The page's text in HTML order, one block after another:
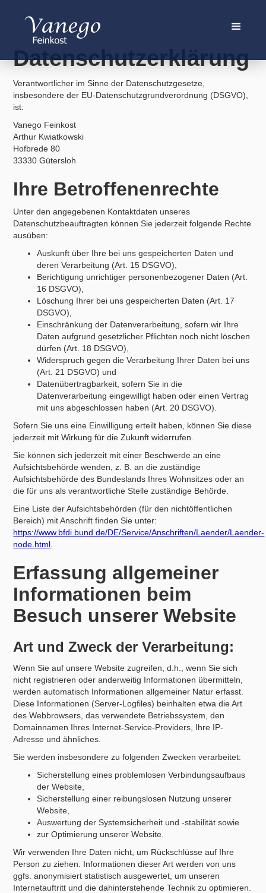
Datenschutzerklärung
Verantwortlicher im Sinne der Datenschutzgesetze,
insbesondere der EU-Datenschutzgrundverordnung (DSGVO),
ist:
Vanego Feinkost
Arthur Kwiatkowski
Hofbrede 80
33330 Gütersloh
Ihre Betroffenenrechte
Unter den angegebenen Kontaktdaten unseres
Datenschutzbeauftragten können Sie jederzeit folgende Rechte
ausüben:
Auskunft über Ihre bei uns gespeicherten Daten und
deren Verarbeitung (Art. 15 DSGVO),
Berichtigung unrichtiger personenbezogener Daten (Art.
16 DSGVO),
Löschung Ihrer bei uns gespeicherten Daten (Art. 17
DSGVO),
Einschränkung der Datenverarbeitung, sofern wir Ihre
Daten aufgrund gesetzlicher Pflichten noch nicht löschen
dürfen (Art. 18 DSGVO),
Widerspruch gegen die Verarbeitung Ihrer Daten bei uns
(Art. 21 DSGVO) und
Datenübertragbarkeit, sofern Sie in die
Datenverarbeitung eingewilligt haben oder einen Vertrag
mit uns abgeschlossen haben (Art. 20 DSGVO).
Sofern Sie uns eine Einwilligung erteilt haben, können Sie diese
jederzeit mit Wirkung für die Zukunft widerrufen.
Sie können sich jederzeit mit einer Beschwerde an eine
Aufsichtsbehörde wenden, z. B. an die zuständige
Aufsichtsbehörde des Bundeslands Ihres Wohnsitzes oder an
die für uns als verantwortliche Stelle zuständige Behörde.
Eine Liste der Aufsichtsbehörden (für den nichtöffentlichen
Bereich) mit Anschrift finden Sie unter:
https://www.bfdi.bund.de/DE/Service/Anschriften/Laender/Laender-
node.html
Erfassung allgemeiner
Informationen beim
Besuch unserer Website
Art und Zweck der Verarbeitung:
Wenn Sie auf unsere Website zugreifen, d.h., wenn Sie sich
nicht registrieren oder anderweitig Informationen übermitteln,
werden automatisch Informationen allgemeiner Natur erfasst.
Diese Informationen (Server-Logfiles) beinhalten etwa die Art
des Webbrowsers, das verwendete Betriebssystem, den
Domainnamen Ihres Internet-Service-Providers, Ihre IP-
Adresse und ähnliches.
Sie werden insbesondere zu folgenden Zwecken verarbeitet:
Sicherstellung eines problemlosen Verbindungsaufbaus
der Website,
Sicherstellung einer reibungslosen Nutzung unserer
Website,
Auswertung der Systemsicherheit und -stabilität sowie
zur Optimierung unserer Website.
Wir verwenden Ihre Daten nicht, um Rückschlüsse auf Ihre
Person zu ziehen. Informationen dieser Art werden von uns
ggfs. anonymisiert statistisch ausgewertet, um unseren
Internetauftritt und die dahinterstehende Technik zu optimieren.